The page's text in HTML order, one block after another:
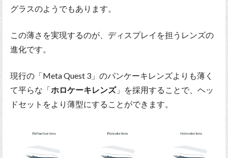
グラスのようでもあります。
この薄さを実現するのが、ディスプレイを担うレンズの
進化です。
現行の「Meta Quest 3」のパンケーキレンズよりも薄く
て平らな「ホロケーキレンズ」を採用することで、ヘッ
ドセットをより薄型にすることができます。